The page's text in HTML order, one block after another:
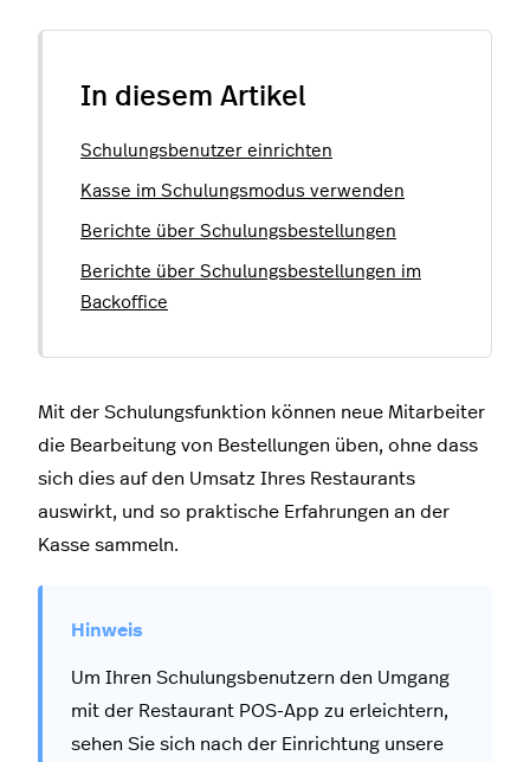
In diesem Artikel
Schulungsbenutzer einrichten
Kasse im Schulungsmodus verwenden
Berichte über Schulungsbestellungen
Berichte über Schulungsbestellungen im
Backoffice
Mit der Schulungsfunktion können neue Mitarbeiter
die Bearbeitung von Bestellungen üben, ohne dass
sich dies auf den Umsatz Ihres Restaurants
auswirkt, und so praktische Erfahrungen an der
Kasse sammeln.
Um Ihren Schulungsbenutzern den Umgang
mit der Restaurant POS-App zu erleichtern,
sehen Sie sich nach der Einrichtung unsere